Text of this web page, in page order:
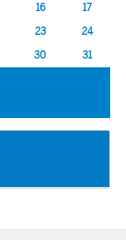
16
17
23
24
30 31